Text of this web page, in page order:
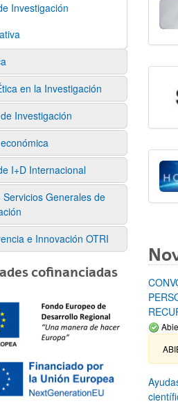
Investigación
en la Investigación
Investigación
I+D Internacional
Servicios Generales de
e Innovación OTRI
cofinanciadas